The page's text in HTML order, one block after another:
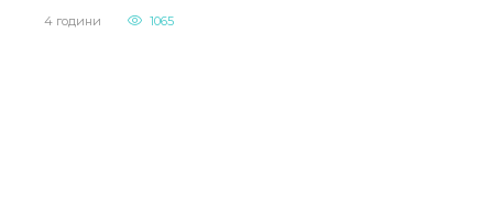
4 години 1065